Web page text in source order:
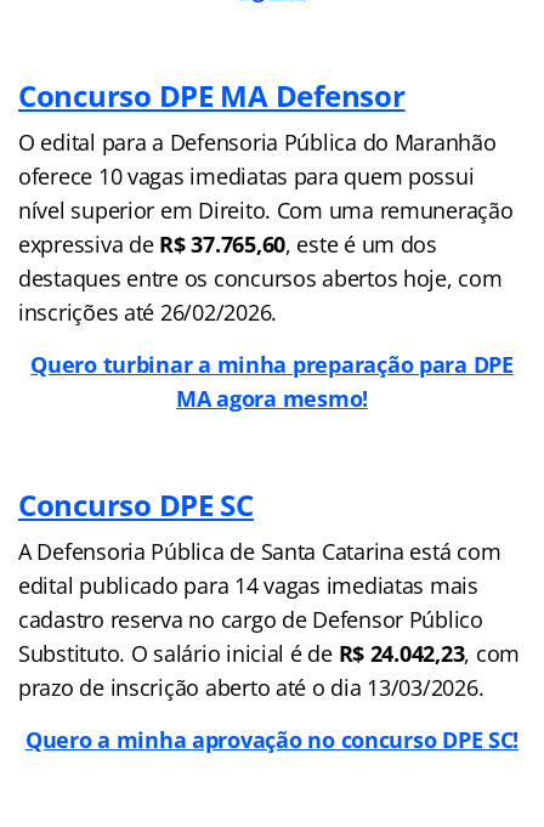
Concurso DPE MA Defensor
O edital para a Defensoria Pública do Maranhão
oferece 10 vagas imediatas para quem possui
nível superior em Direito. Com uma remuneração
expressiva de R$ 37.765,60, este é um dos
destaques entre os concursos abertos hoje, com
inscrições até 26/02/2026.
Quero turbinar a minha preparação para DPE
MA agora mesmo!
Concurso DPE SC
A Defensoria Pública de Santa Catarina está com
edital publicado para 14 vagas imediatas mais
cadastro reserva no cargo de Defensor Público
Substituto. O salário inicial é de R$ 24.042,23, com
prazo de inscrição aberto até o dia 13/03/2026.
Quero a minha aprovação no concurso DPE SC!